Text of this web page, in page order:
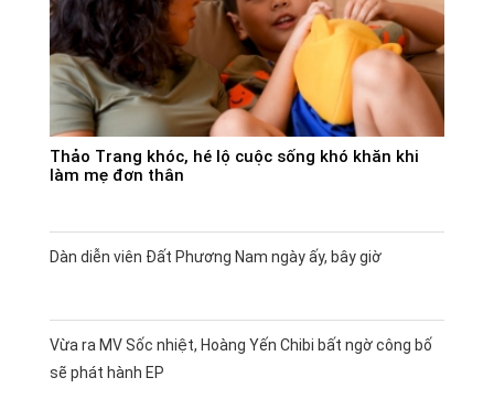
Thảo Trang khóc, hé lộ cuộc sống khó khăn khi
làm mẹ đơn thân
Dàn diễn viên Đất Phương Nam ngày ấy, bây giờ
Vừa ra MV Sốc nhiệt, Hoàng Yến Chibi bất ngờ công bố
sẽ phát hành EP